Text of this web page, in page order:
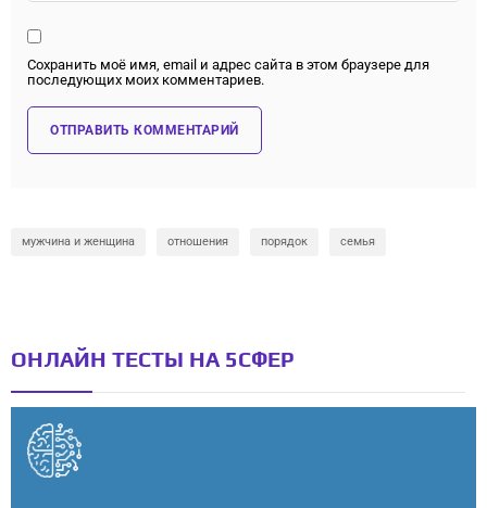
Сохранить моё имя, email и адрес сайта в этом браузере для
последующих моих комментариев.
мужчина и женщина отношения порядок семья
ОНЛАЙН ТЕСТЫ НА 5СФЕР